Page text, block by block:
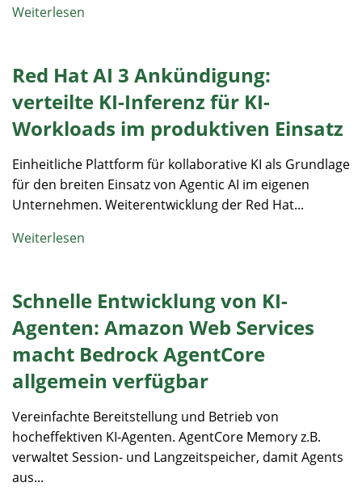
Weiterlesen
Red Hat AI 3 Ankündigung:
verteilte KI-Inferenz für KI-
Workloads im produktiven Einsatz
Einheitliche Plattform für kollaborative KI​ als Grundlage
für den breiten Einsatz von Agentic AI im eigenen
Unternehmen. Weiterentwicklung der Red Hat...
Weiterlesen
Schnelle Entwicklung von KI-
Agenten: Amazon Web Services
macht Bedrock AgentCore
allgemein verfügbar
Vereinfachte Bereitstellung und Betrieb von
hocheffektiven KI-Agenten. AgentCore Memory z.B.
verwaltet Session- und Langzeitspeicher, damit Agents
aus...